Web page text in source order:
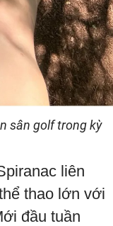
sân golf trong kỳ
liên
thao lớn với
đầu tuần